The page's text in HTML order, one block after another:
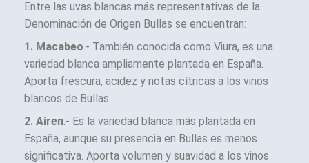
Entre las uvas blancas más representativas de la
Denominación de Origen Bullas se encuentran:
1. Macabeo.- También conocida como Viura, es una
variedad blanca ampliamente plantada en España.
Aporta frescura, acidez y notas cítricas a los vinos
blancos de Bullas.
2. Airen.- Es la variedad blanca más plantada en
España, aunque su presencia en Bullas es menos
significativa. Aporta volumen y suavidad a los vinos